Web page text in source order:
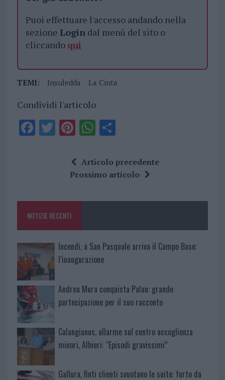
Puoi effettuare l'accesso andando nella
sezione Logindal menù del sito o
cliccando qui
TEMI: Insuledda La Cinta
Condividi l'articolo
F
o
k
T Pi
te
re
W
at
s
p
S
a
re
Articolo precedente
Prossimo articolo
NOTIZIE RECENTI
Incendi, a San Pasquale arriva il Campo Base:
l’inaugurazione
Andrea Mura conquista Palau: grande
partecipazione per il suo racconto
Calangianus, allarme sul centro accoglienza
minori, Albieri: “Episodi gravissimi”
Gallura, finti clienti svuotano le suite: furto da